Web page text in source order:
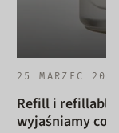
25 MARZEC
Refill i refillable
wyjaśniamy co